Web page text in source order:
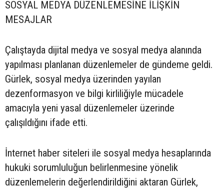
SOSYAL MEDYA DÜZENLEMESİNE İLİŞKİN
MESAJLAR
Çalıştayda dijital medya ve sosyal medya alanında
yapılması planlanan düzenlemeler de gündeme geldi.
Gürlek, sosyal medya üzerinden yayılan
dezenformasyon ve bilgi kirliliğiyle mücadele
amacıyla yeni yasal düzenlemeler üzerinde
çalışıldığını ifade etti.
İnternet haber siteleri ile sosyal medya hesaplarında
hukuki sorumluluğun belirlenmesine yönelik
düzenlemelerin değerlendirildiğini aktaran Gürlek,